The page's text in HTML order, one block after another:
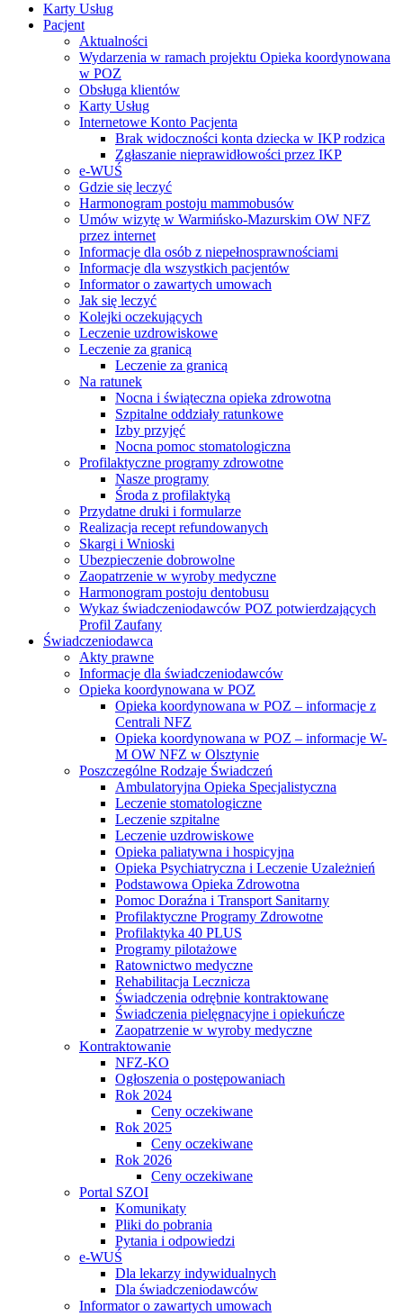
Karty Usług
Pacjent
Aktualności
Wydarzenia w ramach projektu Opieka koordynowana
w POZ
Obsługa klientów
Karty Usług
Internetowe Konto Pacjenta
Brak widoczności konta dziecka w IKP rodzica
Zgłaszanie nieprawidłowości przez IKP
e-WUŚ
Gdzie się leczyć
Harmonogram postoju mammobusów
Umów wizytę w Warmińsko-Mazurskim OW NFZ
przez internet
Informacje dla osób z niepełnosprawnościami
Informacje dla wszystkich pacjentów
Informator o zawartych umowach
Jak się leczyć
Kolejki oczekujących
Leczenie uzdrowiskowe
Leczenie za granicą
Leczenie za granicą
Na ratunek
Nocna i świąteczna opieka zdrowotna
Szpitalne oddziały ratunkowe
Izby przyjęć
Nocna pomoc stomatologiczna
Profilaktyczne programy zdrowotne
Nasze programy
Środa z profilaktyką
Przydatne druki i formularze
Realizacja recept refundowanych
Skargi i Wnioski
Ubezpieczenie dobrowolne
Zaopatrzenie w wyroby medyczne
Harmonogram postoju dentobusu
Wykaz świadczeniodawców POZ potwierdzających
Profil Zaufany
Świadczeniodawca
Akty prawne
Informacje dla świadczeniodawców
Opieka koordynowana w POZ
Opieka koordynowana w POZ – informacje z
Centrali NFZ
Opieka koordynowana w POZ – informacje W-
M OW NFZ w Olsztynie
Poszczególne Rodzaje Świadczeń
Ambulatoryjna Opieka Specjalistyczna
Leczenie stomatologiczne
Leczenie szpitalne
Leczenie uzdrowiskowe
Opieka paliatywna i hospicyjna
Opieka Psychiatryczna i Leczenie Uzależnień
Podstawowa Opieka Zdrowotna
Pomoc Doraźna i Transport Sanitarny
Profilaktyczne Programy Zdrowotne
Profilaktyka 40 PLUS
Programy pilotażowe
Ratownictwo medyczne
Rehabilitacja Lecznicza
Świadczenia odrębnie kontraktowane
Świadczenia pielęgnacyjne i opiekuńcze
Zaopatrzenie w wyroby medyczne
Kontraktowanie
NFZ-KO
Ogłoszenia o postępowaniach
Rok 2024
Ceny oczekiwane
Rok 2025
Ceny oczekiwane
Rok 2026
Ceny oczekiwane
Portal SZOI
Komunikaty
Pliki do pobrania
Pytania i odpowiedzi
e-WUŚ
Dla lekarzy indywidualnych
Dla świadczeniodawców
Informator o zawartych umowach